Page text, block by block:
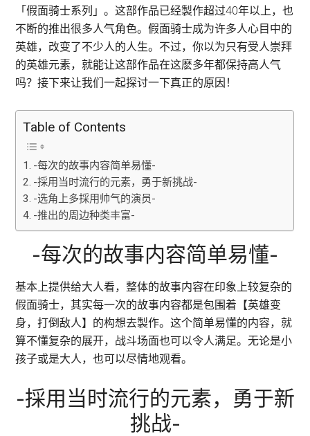
「假面骑士系列」。这部作品已经製作超过40年以上，也
不断的推出很多人气角色。假面骑士成为许多人心目中的
英雄，改变了不少人的人生。不过，你以为只有受人崇拜
的英雄元素，就能让这部作品在这麽多年都保持高人气
吗？接下来让我们一起探讨一下真正的原因！
Table of Contents
-每次的故事内容简单易懂-
-採用当时流行的元素，勇于新挑战-
-选角上多採用帅气的演员-
-推出的周边种类丰富-
-每次的故事内容简单易懂-
基本上提供给大人看，整体的故事内容在印象上较复杂的
假面骑士，其实每一次的故事内容都是包围着【英雄变
身，打倒敌人】的构想去製作。这个简单易懂的内容，就
算不懂复杂的展开，战斗场面也可以令人满足。无论是小
孩子或是大人，也可以尽情地观看。
-採用当时流行的元素，勇于新
挑战-